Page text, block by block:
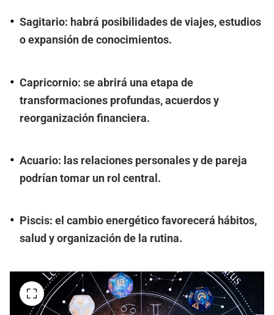
Sagitario: habrá posibilidades de viajes, estudios
o expansión de conocimientos.
Capricornio: se abrirá una etapa de
transformaciones profundas, acuerdos y
reorganización financiera.
Acuario: las relaciones personales y de pareja
podrían tomar un rol central.
Piscis: el cambio energético favorecerá hábitos,
salud y organización de la rutina.